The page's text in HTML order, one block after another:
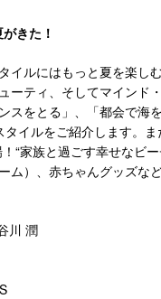
きた！
ルにはもっと夏を楽し
ーティ、そしてマインド
スをとる」、「都会で海
イルをご紹介します。
“家族と過ごす幸せなビ
ム）、赤ちゃんグッズな
川 潤